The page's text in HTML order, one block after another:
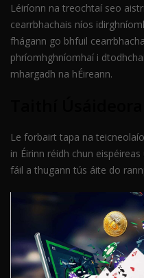
Léiríonn na treochtaí seo
cearrbhachais níos
fhágann go bhfuil
phríomhghníomhaí i
mhargadh na hÉireann.
Le forbairt tapa na
in Éirinn réidh chun
fáil a thugann tús áite do